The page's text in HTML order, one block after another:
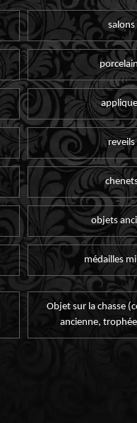
salons
reveils
objets
médailles
Objet sur la chasse
ancienne,